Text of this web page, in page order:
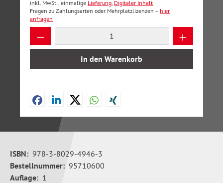
inkl. MwSt., einmalige Lieferung, Digitaler Inhalt
Fragen zu Zahlungsarten oder Mehrplatzlizenzen – hier
anfragen
Produkt Anzahl: Gib den gewünschten
In den Warenkorb
ISBN: 978-3-8029-4946-3
Bestellnummer: 95710600
Auflage: 1